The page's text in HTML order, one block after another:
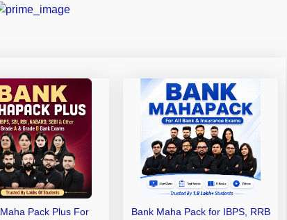
Pack Plus For
Bank Maha Pack for IBPS, RRB